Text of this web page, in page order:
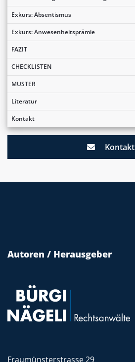
Exkurs: Absentismus
Exkurs: Anwesenheitsprämie
FAZIT
CHECKLISTEN
MUSTER
Literatur
Kontakt
Kontakt
Autoren / Herausgeber
Fraumünsterstrasse 29